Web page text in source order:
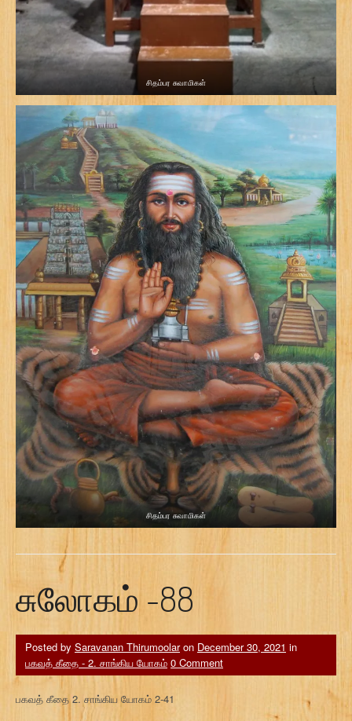
சிதம்பர சுவாமிகள்
சிதம்பர சுவாமிகள்
சுலோகம் -88
Posted by Saravanan Thirumoolaron December 30, 2021 in
பகவத் கீதை - 2. சாங்கிய யோகம் 0 Comment
பகவத் கீதை 2. சாங்கிய யோகம் 2-41